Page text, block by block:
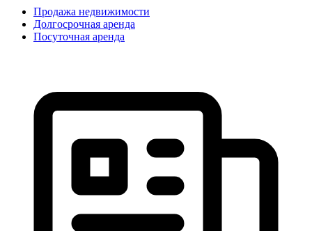
Продажа недвижимости
Долгосрочная аренда
Посуточная аренда